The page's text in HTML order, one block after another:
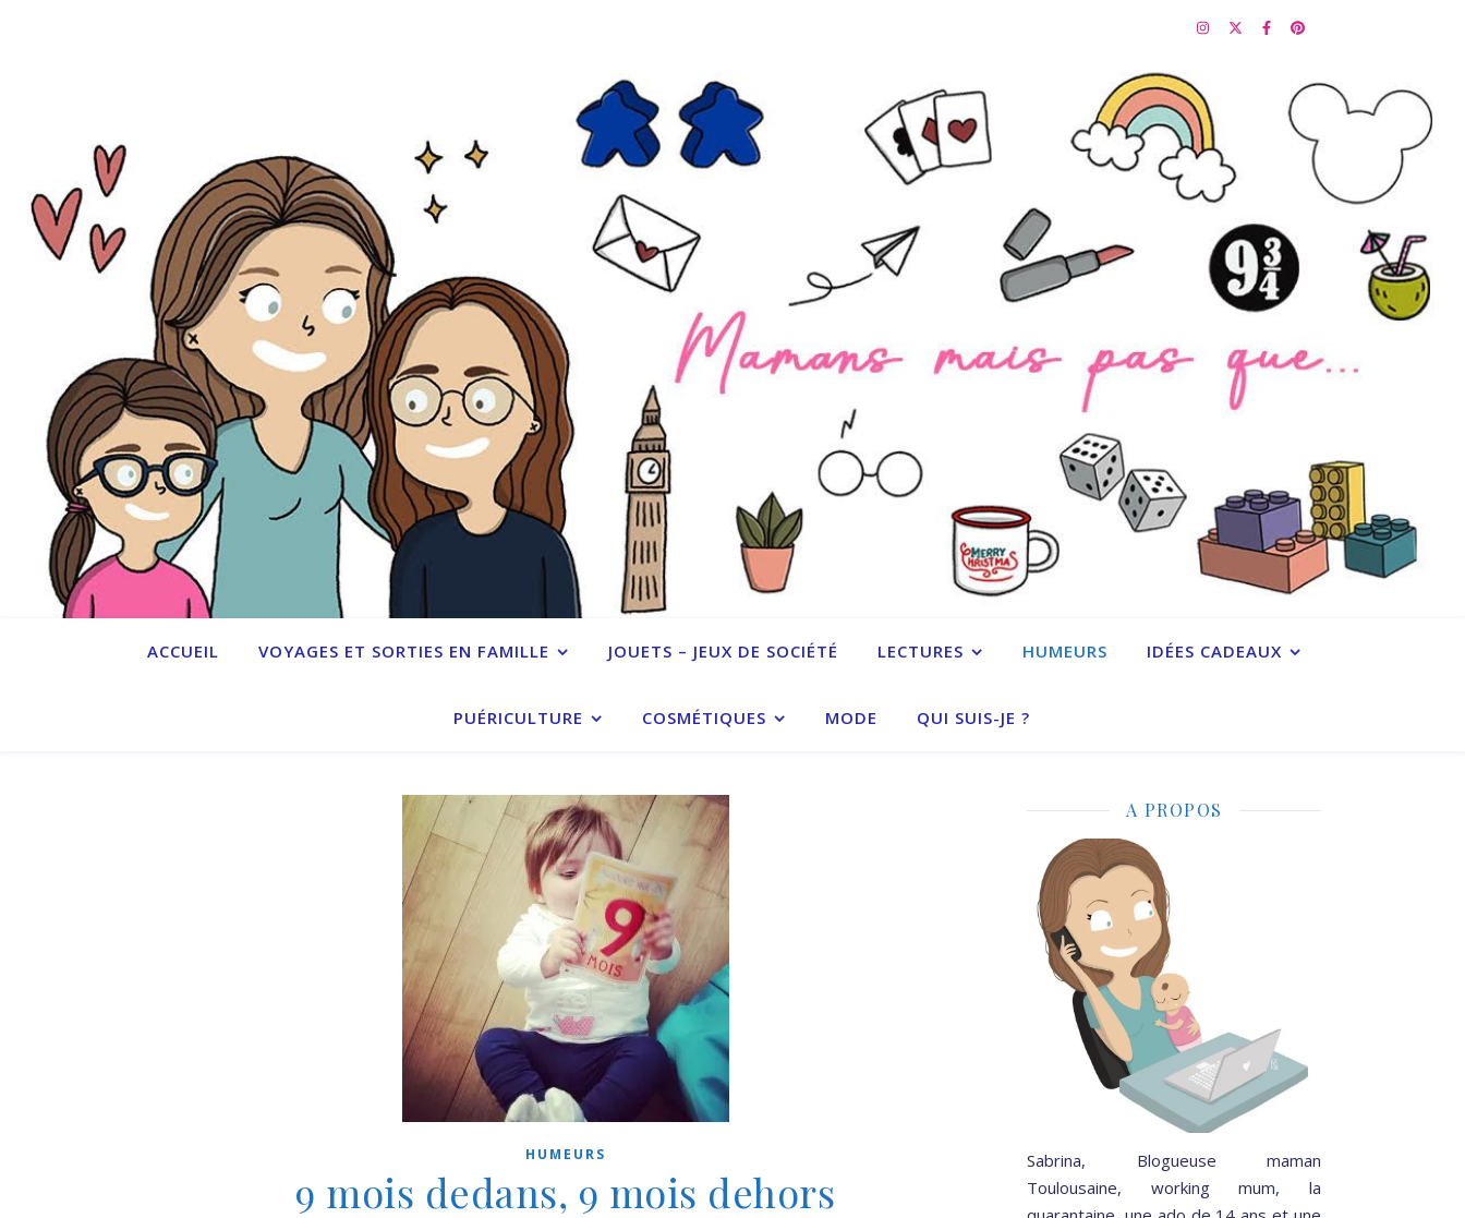
ACCUEIL VOYAGES ET SORTIES EN FAMILLE JOUETS – JEUX DE SOCIÉTÉ LECTURES HUMEURS IDÉES CADEAUX
PUÉRICULTURE COSMÉTIQUES MODE QUI SUIS-JE ?
HUMEURS
9 mois dedans, 9 mois dehors
A PROPOS
Sabrina, Blogueuse maman
Toulousaine, working mum, la